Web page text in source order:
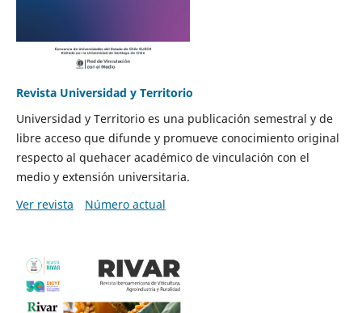
Revista Universidad y Territorio
Universidad y Territorio es una publicación semestral y de
libre acceso que difunde y promueve conocimiento original
respecto al quehacer académico de vinculación con el
medio y extensión universitaria.
Ver revista
Número actual